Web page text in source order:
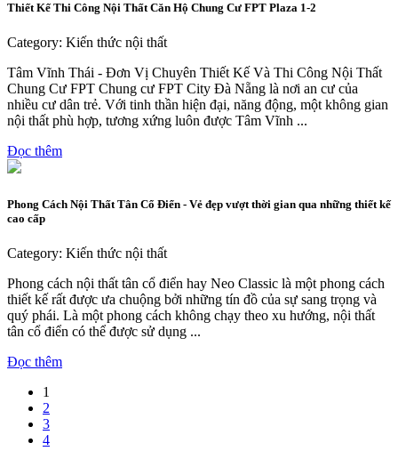
Thiết Kế Thi Công Nội Thất Căn Hộ Chung Cư FPT Plaza 1-2
Category: Kiến thức nội thất
Tâm Vĩnh Thái - Đơn Vị Chuyên Thiết Kế Và Thi Công Nội Thất
Chung Cư FPT Chung cư FPT City Đà Nẵng là nơi an cư của
nhiều cư dân trẻ. Với tinh thần hiện đại, năng động, một không gian
nội thất phù hợp, tương xứng luôn được Tâm Vĩnh ...
Đọc thêm
Phong Cách Nội Thất Tân Cổ Điển - Vẻ đẹp vượt thời gian qua những thiết kế
cao cấp
Category: Kiến thức nội thất
Phong cách nội thất tân cổ điển hay Neo Classic là một phong cách
thiết kế rất được ưa chuộng bởi những tín đồ của sự sang trọng và
quý phái. Là một phong cách không chạy theo xu hướng, nội thất
tân cổ điển có thể được sử dụng ...
Đọc thêm
1
2
3
4